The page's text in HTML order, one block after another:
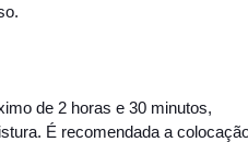
de 2 horas e 30 minutos,
É recomendada a